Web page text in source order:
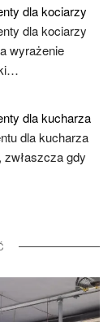
dla kociarzy
dla kociarzy
wyrażenie
dla kucharza
dla kucharza
gdy